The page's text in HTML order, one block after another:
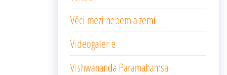
Věci mezi nebem a zemí
Videogalerie
Vishwananda Paramahamsa